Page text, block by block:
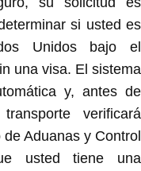
si usted es
Unidos bajo el
una visa. El sistema
y, antes de
verificará
Aduanas y Control
usted tiene una